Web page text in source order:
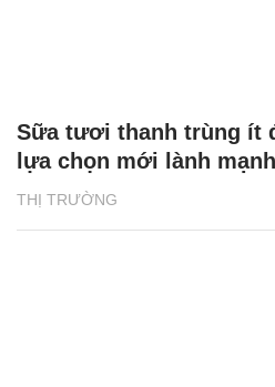
THỊ TRƯỜNG
Sữa tươi thanh trùng ít
lựa chọn mới lành